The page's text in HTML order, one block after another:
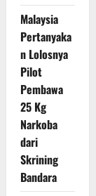
Malaysia
Pertanyaka
n Lolosnya
Pilot
Pembawa
25 Kg
Narkoba
dari
Skrining
Bandara